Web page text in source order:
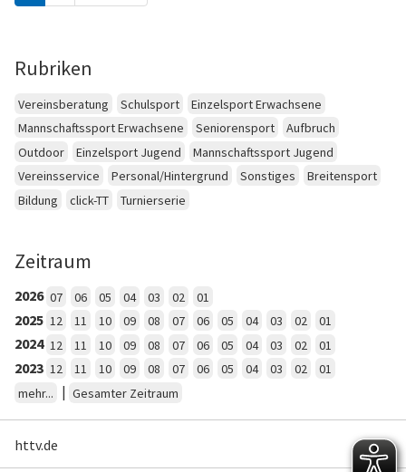
Rubriken
Vereinsberatung Schulsport
Einzelsport Erwachsene
Mannschaftssport Erwachsene
Seniorensport
Aufbruch
Outdoor
Einzelsport Jugend
Mannschaftssport Jugend
Vereinsservice
Personal/Hintergrund Sonstiges
Breitensport
Bildung
click-TT Turnierserie
Zeitraum
2026 07 06 05 04 03 02 01
2025 12 11 10 09 08 07 06 05 04 03 02 01
2024 12 11 10 09 08 07 06 05 04 03 02 01
2023 12 11 10 09 08 07 06 05 04 03 02
01
mehr...
| Gesamter Zeitraum
httv.de